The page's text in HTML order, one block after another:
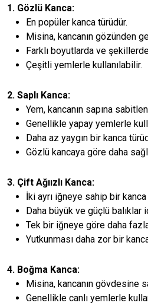
1. Gözlü Kanca:
En popüler kanca türüdür.
Misina, kancanın gözünden
Farklı boyutlarda ve
Çeşitli yemlerle kullanılabilir.
2. Saplı Kanca:
Yem, kancanın sapına
Genellikle yapay yemlerle
Daha az yaygın bir kanca
Gözlü kancaya göre daha
3. Çift Ağıızlı Kanca:
İki ayrı iğneye sahip bir kanca
Daha büyük ve güçlü balıklar
Tek bir iğneye göre daha
Yutkunması daha zor bir
4. Boğma Kanca:
Misina, kancanın gövdesine
Genellikle canlı yemlerle